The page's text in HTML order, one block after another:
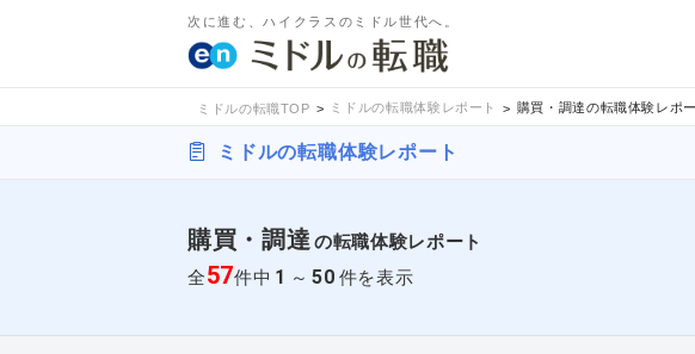
次に進む、ハイクラスのミドル世代へ。
ミドルの転職TOP ミドルの転職体験レポート 購買・調達の転職体験レポ
ミドルの転職体験レポート
購買・調達 の転職体験レポート
全57件中 1 ～ 50 件を表示